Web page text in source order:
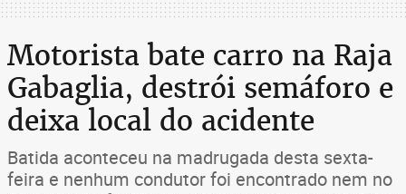
Motorista bate carro na Raja
Gabaglia, destrói semáforo e
deixa local do acidente
Batida aconteceu na madrugada desta sexta-
feira e nenhum condutor foi encontrado nem no